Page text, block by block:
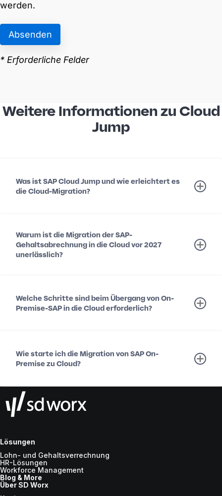
Weitere Informationen zu Cloud
Jump
Was ist SAP Cloud Jump und wie erleichtert es
die Cloud-Migration?
Warum ist die Migration der SAP-
Gehaltsabrechnung in die Cloud vor 2027
unerlässlich?
Welche Schritte sind beim Übergang von On-
Premise-SAP in die Cloud erforderlich?
Wie starte ich die Migration von SAP On-
Premise zu Cloud?
Lösungen
Lohn- und Gehaltsverrechnung
HR-Lösungen
Workforce Management
Blog & More
Über SD Worx